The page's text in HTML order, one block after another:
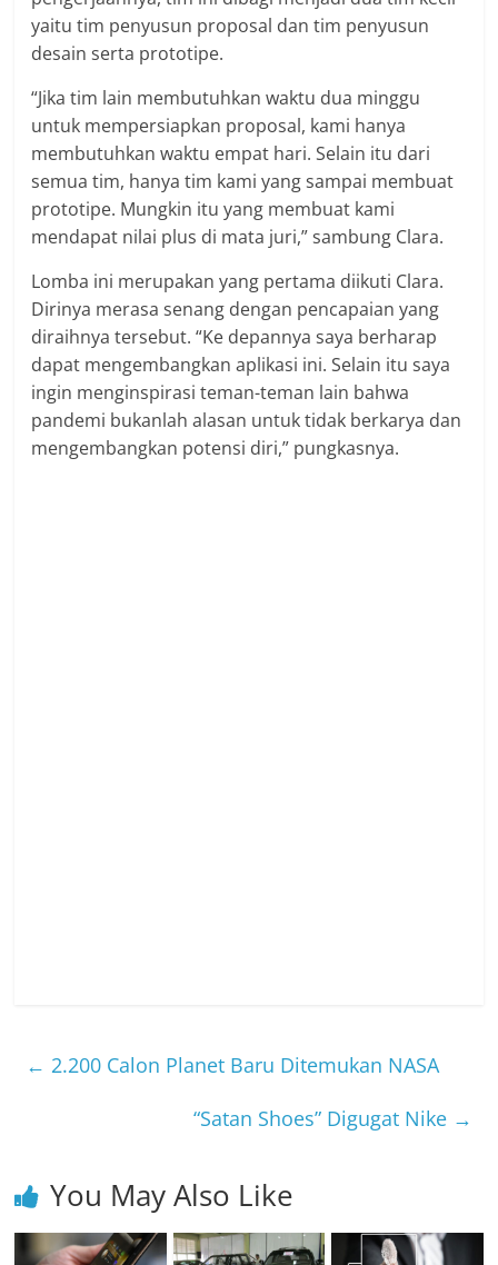
yaitu tim penyusun proposal dan tim penyusun
desain serta prototipe.
“Jika tim lain membutuhkan waktu dua minggu
untuk mempersiapkan proposal, kami hanya
membutuhkan waktu empat hari. Selain itu dari
semua tim, hanya tim kami yang sampai membuat
prototipe. Mungkin itu yang membuat kami
mendapat nilai plus di mata juri,” sambung Clara.
Lomba ini merupakan yang pertama diikuti Clara.
Dirinya merasa senang dengan pencapaian yang
diraihnya tersebut. “Ke depannya saya berharap
dapat mengembangkan aplikasi ini. Selain itu saya
ingin menginspirasi teman-teman lain bahwa
pandemi bukanlah alasan untuk tidak berkarya dan
mengembangkan potensi diri,” pungkasnya.
← 2.200 Calon Planet Baru Ditemukan NASA
“Satan Shoes” Digugat Nike →
You May Also Like